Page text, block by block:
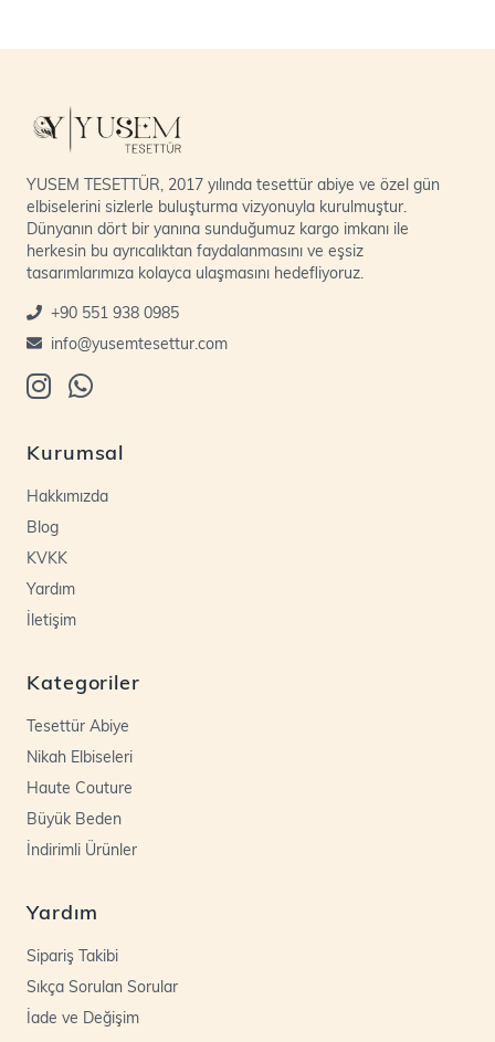
YUSEM TESETTÜR, 2017 yılında tesettür abiye ve özel gün
elbiselerini sizlerle buluşturma vizyonuyla kurulmuştur.
Dünyanın dört bir yanına sunduğumuz kargo imkanı ile
herkesin bu ayrıcalıktan faydalanmasını ve eşsiz
tasarımlarımıza kolayca ulaşmasını hedefliyoruz.
+90 551 938 0985
info@yusemtesettur.com
Kurumsal
Hakkımızda
Blog
KVKK
Yardım
İletişim
Kategoriler
Tesettür Abiye
Nikah Elbiseleri
Haute Couture
Büyük Beden
İndirimli Ürünler
Yardım
Sipariş Takibi
Sıkça Sorulan Sorular
İade ve Değişim